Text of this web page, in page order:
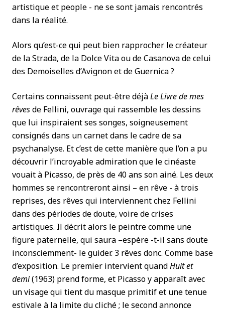
artistique et people - ne se sont jamais rencontrés
dans la réalité.
Alors qu’est-ce qui peut bien rapprocher le créateur
de la Strada, de la Dolce Vita ou de Casanova de celui
des Demoiselles d’Avignon et de Guernica ?
Certains connaissent peut-être déjàLe Livre de mes
rêvesde Fellini, ouvrage qui rassemble les dessins
que lui inspiraient ses songes, soigneusement
consignés dans un carnet dans le cadre de sa
psychanalyse. Et c’est de cette manière que l’on a pu
découvrir l’incroyable admiration que le cinéaste
vouait à Picasso, de près de 40 ans son ainé. Les deux
hommes se rencontreront ainsi – en rêve - à trois
reprises, des rêves qui interviennent chez Fellini
dans des périodes de doute, voire de crises
artistiques. Il décrit alors le peintre comme une
figure paternelle, qui saura –espère -t-il sans doute
inconsciemment- le guider. 3 rêves donc. Comme base
d’exposition. Le premier intervient quandHuit et
demi(1963) prend forme, et Picasso y apparaît avec
un visage qui tient du masque primitif et une tenue
estivale à la limite du cliché ; le second annonce